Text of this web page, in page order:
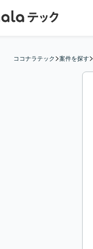
ココナラテック>案件を探す>